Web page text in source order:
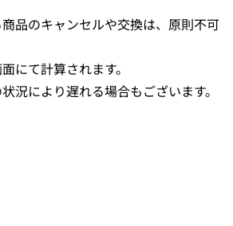
品のキャンセルや交換は、原則不可
にて計算されます。
況により遅れる場合もございます。